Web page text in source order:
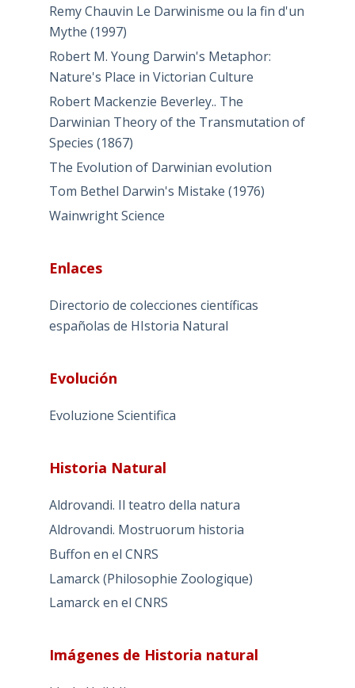
Remy Chauvin Le Darwinisme ou la fin d'un
Mythe (1997)
Robert M. Young Darwin's Metaphor:
Nature's Place in Victorian Culture
Robert Mackenzie Beverley.. The
Darwinian Theory of the Transmutation of
Species (1867)
The Evolution of Darwinian evolution
Tom Bethel Darwin's Mistake (1976)
Wainwright Science
Enlaces
Directorio de colecciones científicas
españolas de HIstoria Natural
Evolución
Evoluzione Scientifica
Historia Natural
Aldrovandi. Il teatro della natura
Aldrovandi. Mostruorum historia
Buffon en el CNRS
Lamarck (Philosophie Zoologique)
Lamarck en el CNRS
Imágenes de Historia natural